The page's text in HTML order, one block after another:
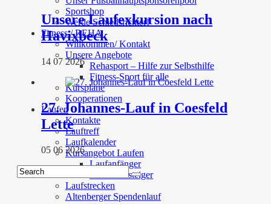
Sportshop
Werde Schiedsrichter!
Fitness / REHA
Willkommen/ Kontakt
Unsere Angebote
Rehasport – Hilfe zur Selbsthilfe
Fitness-Sport für alle
Kurspläne
Kooperationen
Laufen
Kontakte
Lauftreff
Laufkalender
Kursangebot Laufen
Laufanfänger
Wiedereinsteiger
Laufstrecken
Altenberger Spendenlauf
Unsere Laufexkursion nach
Havixbeck
14 07 2026
27. Johannes-Lauf in Coesfeld
Lette
05 06 2026